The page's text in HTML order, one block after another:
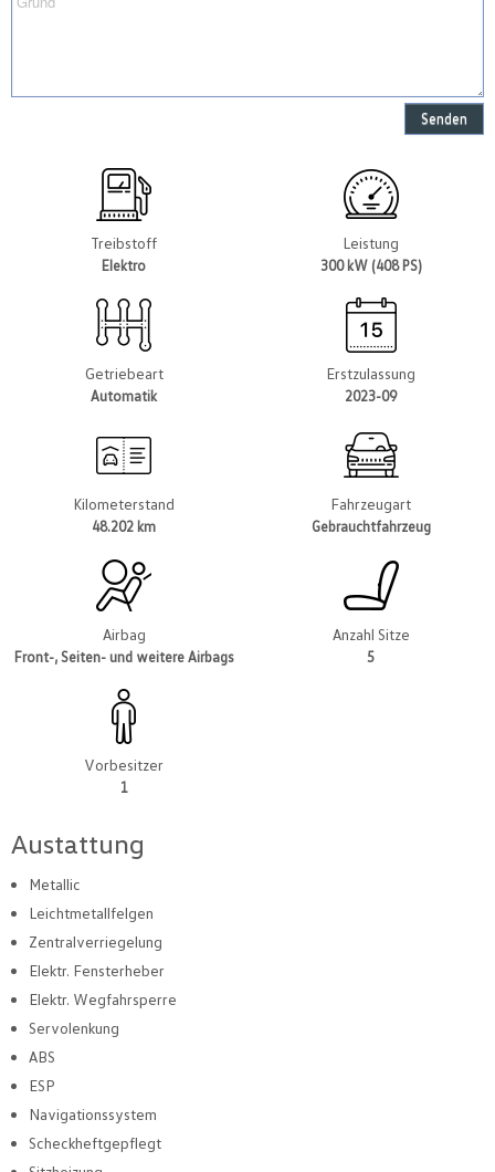
Senden
Treibstoff
Elektro
Leistung
300 kW (408 PS)
Getriebeart
Automatik
Erstzulassung
2023-09
Kilometerstand
48.202 km
Fahrzeugart
Gebrauchtfahrzeug
Airbag
Front-, Seiten- und weitere Airbags
Anzahl Sitze
5
Vorbesitzer
1
Austattung
Metallic
Leichtmetallfelgen
Zentralverriegelung
Elektr. Fensterheber
Elektr. Wegfahrsperre
Servolenkung
ABS
ESP
Navigationssystem
Scheckheftgepflegt